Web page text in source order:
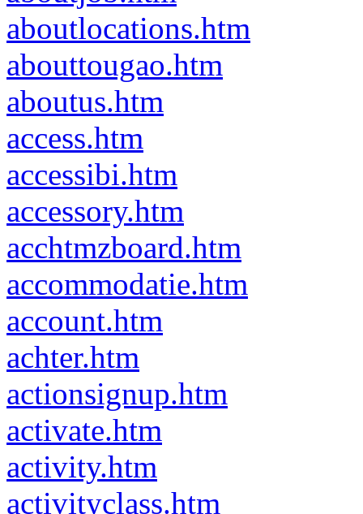
aboutlocations.htm
abouttougao.htm
aboutus.htm
access.htm
accessibi.htm
accessory.htm
acchtmzboard.htm
accommodatie.htm
account.htm
achter.htm
actionsignup.htm
activate.htm
activity.htm
activityclass.htm